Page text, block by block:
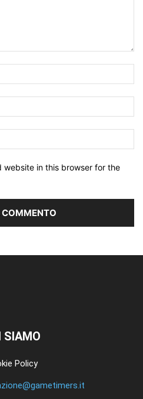
website in this browser for the
SIAMO
Policy